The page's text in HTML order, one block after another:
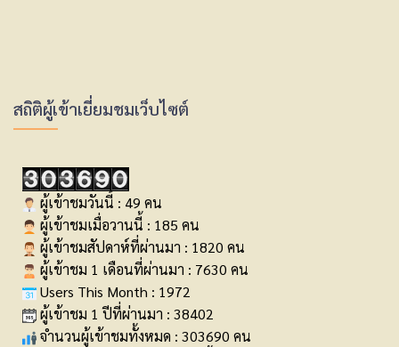
สถิติผู้เข้าเยี่ยมชมเว็บไซต์
ผู้เข้าชมวันนี้ : 49 คน
ผู้เข้าชมเมื่อวานนี้ : 185 คน
ผู้เข้าชมสัปดาห์ที่ผ่านมา : 1820 คน
ผู้เข้าชม 1 เดือนที่ผ่านมา : 7630 คน
Users This Month : 1972
ผู้เข้าชม 1 ปีที่ผ่านมา : 38402
จำนวนผู้เข้าชมทั้งหมด : 303690 คน